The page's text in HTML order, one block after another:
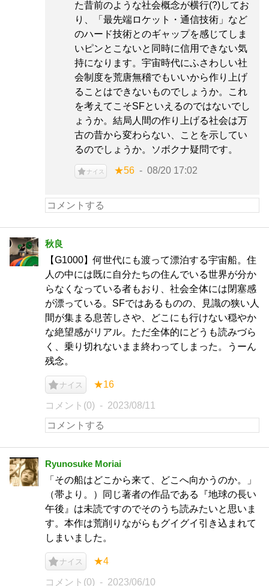
た昔前のような社会概念が横行(?)してお
り、「最先端ロケット・通信技術」など
のハード技術とのギャップを感じてしま
いピンとこないと同時に信用できない気
持になります。宇宙時代にふさわしい社
会制度を荒唐無稽でもいいから作り上げ
ることはできないものでしょうか。これ
を考えてこそSFといえるのではないでし
ょうか。結局人間の作り上げる社会は万
古の昔から変わらない、ことを示してい
るのでしょうか。ソボクナ疑問です。
ナイス ★56 08/20 17:02
秋良
【G1000】何世代にも渡って漂泊する宇宙船。住
人の中には既に自分たちの住んでいる世界が分か
らなくなっている者もおり、社会全体には閉塞感
が漂っている。SFではあるものの、見識の狭い人
間が集まる息苦しさや、どこにも行けない穏やか
な絶望感がリアル。ただ全体的にどうも読みづら
く、乗り切れないまま終わってしまった。うーん
残念。
ナイス ★16
コメント(0) 2023/08/11
Ryunosuke Moriai
「その船はどこから来て、どこへ向かうのか。」
（帯より。）同じ著者の作品である『地球の長い
午後』は未読ですのでそのうち読みたいと思いま
す。本作は荒削りながらもグイグイ引き込まれて
しまいました。
ナイス ★4
コメント(0) 2023/06/10